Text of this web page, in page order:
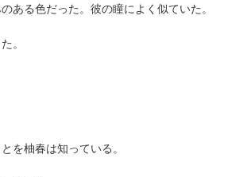
ある色だった。彼の瞳によく似ていた。
。
を柚春は知っている。